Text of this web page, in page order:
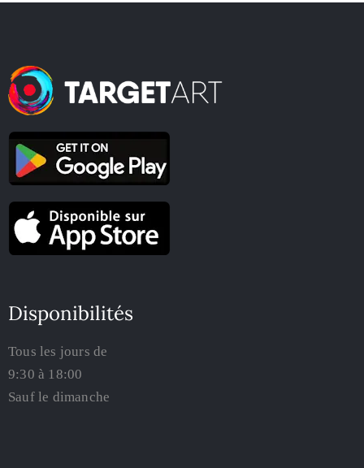
Disponibilités
Tous les jours de
9:30 à 18:00
Sauf le dimanche